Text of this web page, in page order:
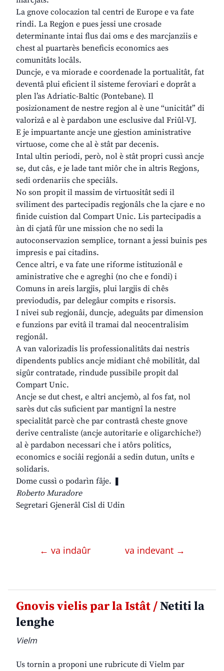
La gnove colocazion tal centri de Europe e va fate
rindi. La Regjon e pues jessi une crosade
determinante intai flus dai oms e des marcjanziis e
chest al puartarès beneficis economics aes
comunitâts locâls.
Duncje, e va miorade e coordenade la portualitât, fat
deventâ plui eficient il sisteme feroviari e doprât a
plen l’as Adriatic-Baltic (Pontebane). Il
posizionament de nestre regjon al è une “unicitât” di
valorizâ e al è pardabon une esclusive dal Friûl-VJ.
E je impuartante ancje une gjestion aministrative
virtuose, come che al è stât par decenis.
Intal ultin periodi, però, nol è stât propri cussì ancje
se, dut câs, e je lade tant miôr che in altris Regjons,
sedi ordenariis che speciâls.
No son propit il massim de virtuositât sedi il
sviliment des partecipadis regjonâls che la cjare e no
finide cuistion dal Compart Unic. Lis partecipadis a
àn di cjatâ fûr une mission che no sedi la
autoconservazion semplice, tornant a jessi buinis pes
impresis e pai citadins.
Cence altri, e va fate une riforme istituzionâl e
aministrative che e agreghi (no che e fondi) i
Comuns in areis largjis, plui largjis di chês
previodudis, par delegâur compits e risorsis.
I nivei sub regjonâi, duncje, adeguâts par dimension
e funzions par evitâ il tramai dal neocentralisim
regjonâl.
A van valorizadis lis professionalitâts dai nestris
dipendents publics ancje midiant chê mobilitât, dal
sigûr contratade, rindude pussibile propit dal
Compart Unic.
Ancje se dut chest, e altri ancjemò, al fos fat, nol
sarès dut câs suficient par mantignî la nestre
specialitât parcè che par contrastâ cheste gnove
derive centraliste (ancje autoritarie e oligarchiche?)
al è pardabon necessari che i atôrs politics,
economics e sociâi regjonâi a sedin dutun, unîts e
solidaris.
Dome cussì o podarìn fâje. ❚
Roberto Muradore
Segretari Gjenerâl Cisl di Udin
← va indaûr va indevant →
Gnovis vielis par la Istât /Netiti la
lenghe
Vielm
Us tornin a proponi une rubricute di Vielm par